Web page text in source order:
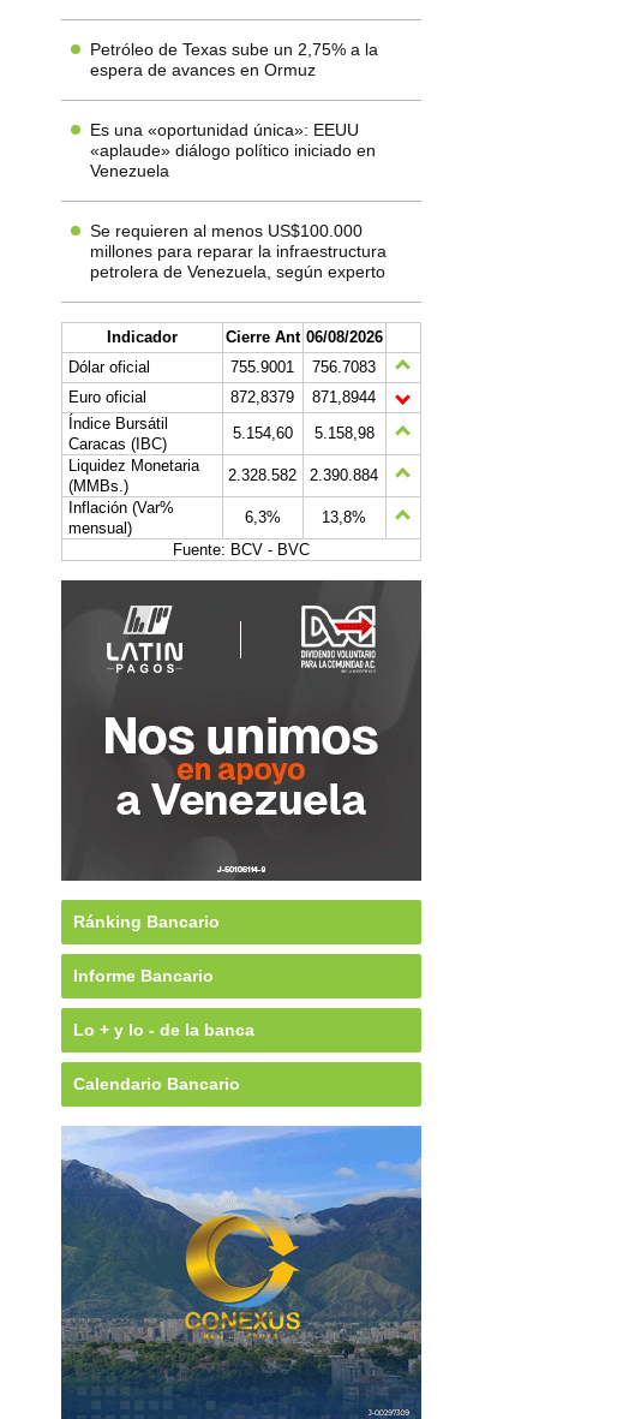
Petróleo de Texas sube un 2,75% a la
espera de avances en Ormuz
Es una «oportunidad única»: EEUU
«aplaude» diálogo político iniciado en
Venezuela
Se requieren al menos US$100.000
millones para reparar la infraestructura
petrolera de Venezuela, según experto
Indicador Cierre Ant 06/08/2026
Dólar oficial
755.9001
756.7083
Euro oficial
872,8379
871,8944
Índice Bursátil
Caracas (IBC)
5.154,60
5.158,98
Liquidez Monetaria
(MMBs.)
2.328.582
2.390.884
Inflación (Var%
mensual)
6,3%
13,8%
Fuente: BCV - BVC
Ránking Bancario
Informe Bancario
Lo + y lo - de la banca
Calendario Bancario